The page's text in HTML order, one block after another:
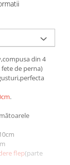
din 4
de perna)
.
flep(parte